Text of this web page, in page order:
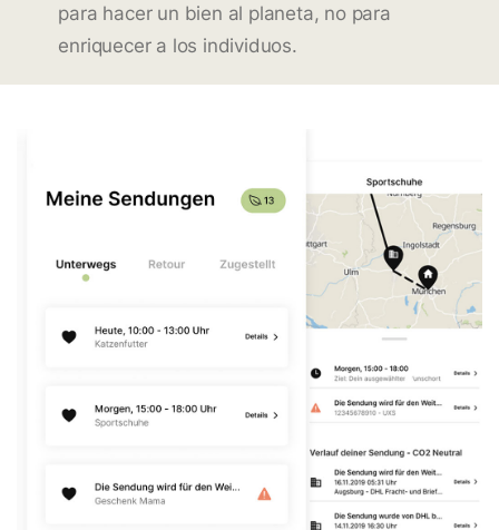
para hacer un bien al planeta, no para
enriquecer a los individuos.